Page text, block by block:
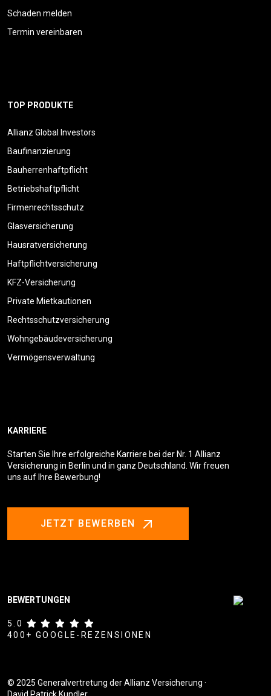
Schaden melden
Termin vereinbaren
TOP PRODUKTE
Allianz Global Investors
Baufinanzierung
Bauherrenhaftpflicht
Betriebshaftpflicht
Firmenrechtsschutz
Glasversicherung
Hausratversicherung
Haftpflichtversicherung
KFZ-Versicherung
Private Mietkautionen
Rechtsschutzversicherung
Wohngebäudeversicherung
Vermögensverwaltung
KARRIERE
Starten Sie Ihre erfolgreiche Karriere bei der Nr. 1 Allianz
Versicherung in Berlin und in ganz Deutschland. Wir freuen
uns auf Ihre Bewerbung!
JETZT BEWERBEN
BEWERTUNGEN
5.0
400+ GOOGLE-REZENSIONEN
© 2025 Generalvertretung der Allianz Versicherung ·
David Patrick Kundler